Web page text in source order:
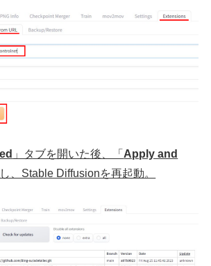
」タブを開いた後、「 Apply and
、Stable Diffusionを再起動。